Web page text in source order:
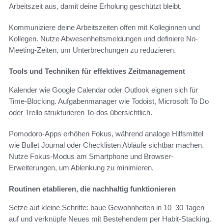
Arbeitszeit aus, damit deine Erholung geschützt bleibt.
Kommuniziere deine Arbeitszeiten offen mit Kolleginnen und
Kollegen. Nutze Abwesenheitsmeldungen und definiere No-
Meeting-Zeiten, um Unterbrechungen zu reduzieren.
Tools und Techniken für effektives Zeitmanagement
Kalender wie Google Calendar oder Outlook eignen sich für
Time-Blocking. Aufgabenmanager wie Todoist, Microsoft To Do
oder Trello strukturieren To‑dos übersichtlich.
Pomodoro-Apps erhöhen Fokus, während analoge Hilfsmittel
wie Bullet Journal oder Checklisten Abläufe sichtbar machen.
Nutze Fokus-Modus am Smartphone und Browser-
Erweiterungen, um Ablenkung zu minimieren.
Routinen etablieren, die nachhaltig funktionieren
Setze auf kleine Schritte: baue Gewohnheiten in 10–30 Tagen
auf und verknüpfe Neues mit Bestehendem per Habit-Stacking.